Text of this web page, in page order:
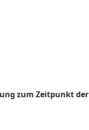
zum Zeitpunkt der